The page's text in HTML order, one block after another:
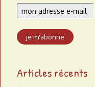
Articles récents